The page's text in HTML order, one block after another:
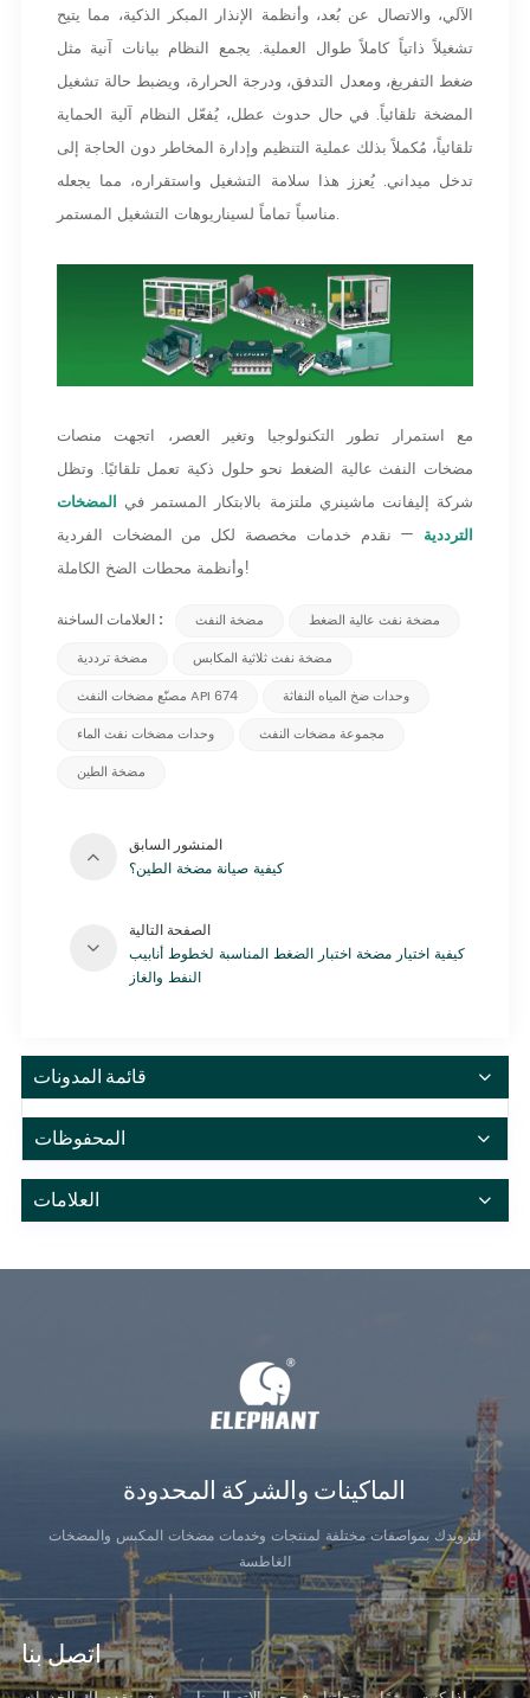
الآلي، والاتصال عن بُعد، وأنظمة الإنذار المبكر الذكية، مما يتيح
تشغيلاً ذاتياً كاملاً طوال العملية. يجمع النظام بيانات آنية مثل
ضغط التفريغ، ومعدل التدفق، ودرجة الحرارة، ويضبط حالة تشغيل
المضخة تلقائياً. في حال حدوث عطل، يُفعّل النظام آلية الحماية
تلقائياً، مُكملاً بذلك عملية التنظيم وإدارة المخاطر دون الحاجة إلى
تدخل ميداني. يُعزز هذا سلامة التشغيل واستقراره، مما يجعله
مناسباً تماماً لسيناريوهات التشغيل المستمر.
مع استمرار تطور التكنولوجيا وتغير العصر، اتجهت منصات
مضخات النفث عالية الضغط نحو حلول ذكية تعمل تلقائيًا. وتظل
شركة إليفانت ماشينري ملتزمة بالابتكار المستمر في المضخات
الترددية — نقدم خدمات مخصصة لكل من المضخات الفردية
وأنظمة محطات الضخ الكاملة!
العلامات الساخنة : مضخة النفث
مضخة نفث عالية الضغط
مضخة ترددية
مضخة نفث ثلاثية المكابس
مصنّع مضخات النفث API 674
وحدات ضخ المياه النفاثة
وحدات مضخات نفث الماء
مجموعة مضخات النفث
مضخة الطين
المنشور السابق
كيفية صيانة مضخة الطين؟
الصفحة التالية
كيفية اختيار مضخة اختبار الضغط المناسبة لخطوط أنابيب
النفط والغاز
قائمة المدونات
المحفوظات
العلامات
الماكينات والشركة المحدودة
لتزويدك بمواصفات مختلفة لمنتجات وخدمات مضخات المكبس والمضخات
الغاطسة
اتصل بنا